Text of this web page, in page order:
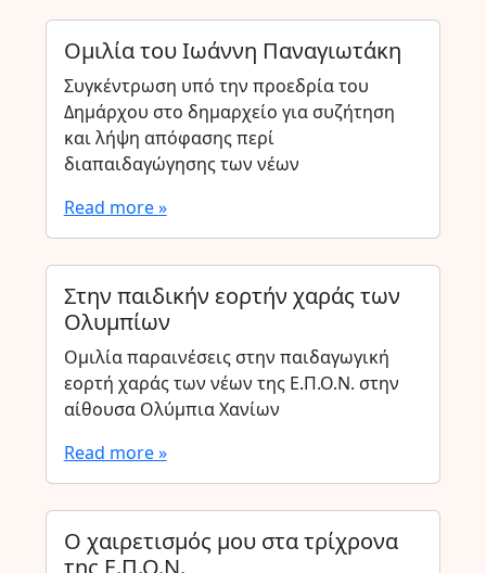
Ομιλία του Ιωάννη Παναγιωτάκη
Συγκέντρωση υπό την προεδρία του
Δημάρχου στο δημαρχείο για συζήτηση
και λήψη απόφασης περί
διαπαιδαγώγησης των νέων
Read more »
Στην παιδικήν εορτήν χαράς των
Ολυμπίων
Ομιλία παραινέσεις στην παιδαγωγική
εορτή χαράς των νέων της Ε.Π.Ο.Ν. στην
αίθουσα Ολύμπια Χανίων
Read more »
Ο χαιρετισμός μου στα τρίχρονα
της Ε.Π.Ο.Ν.